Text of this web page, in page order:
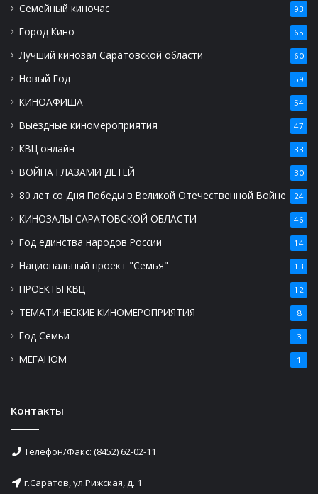
Семейный киночас 93
Город Кино 65
Лучший кинозал Саратовской области 60
Новый Год 59
КИНОАФИША 54
Выездные киномероприятия 47
КВЦ онлайн 33
ВОЙНА ГЛАЗАМИ ДЕТЕЙ 30
80 лет со Дня Победы в Великой Отечественной Войне 24
КИНОЗАЛЫ САРАТОВСКОЙ ОБЛАСТИ 46
Год единства народов России 14
Национальный проект "Семья" 13
ПРОЕКТЫ КВЦ 12
ТЕМАТИЧЕСКИЕ КИНОМЕРОПРИЯТИЯ 8
Год Семьи 3
МЕГАНОМ 1
Контакты
Телефон/Факс: (8452) 62-02-11
г.Саратов, ул.Рижская, д. 1